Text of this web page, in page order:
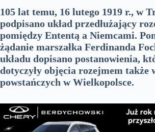
105 lat temu, 16 lutego 1919 r., w
podpisano układ przedłużający
pomiędzy Ententą a Niemcami.
żądanie marszałka Ferdinanda
układu dopisano postanowienia,
dotyczyły objęcia rozejmem także
powstańczych w Wielkopolsce.